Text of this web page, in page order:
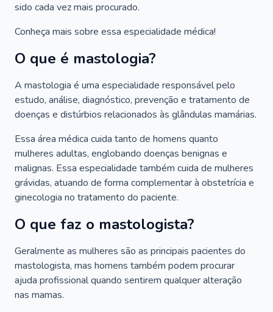
sido cada vez mais procurado.
Conheça mais sobre essa especialidade médica!
O que é mastologia?
A mastologia é uma especialidade responsável pelo
estudo, análise, diagnóstico, prevenção e tratamento de
doenças e distúrbios relacionados às glândulas mamárias.
Essa área médica cuida tanto de homens quanto
mulheres adultas, englobando doenças benignas e
malignas. Essa especialidade também cuida de mulheres
grávidas, atuando de forma complementar à obstetrícia e
ginecologia no tratamento do paciente.
O que faz o mastologista?
Geralmente as mulheres são as principais pacientes do
mastologista, mas homens também podem procurar
ajuda profissional quando sentirem qualquer alteração
nas mamas.